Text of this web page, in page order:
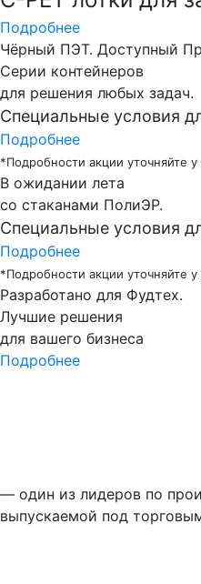
Подробнее
Чёрный ПЭТ. Доступный
Серии контейнеров
для решения любых задач.
Специальные условия
Подробнее
*Подробности акции уточняйте
В ожидании лета
со стаканами ПолиЭР.
Специальные условия
Подробнее
*Подробности акции уточняйте
Разработано для Фудтех.
Лучшие решения
для вашего бизнеса
Подробнее
— один из лидеров по
выпускаемой под